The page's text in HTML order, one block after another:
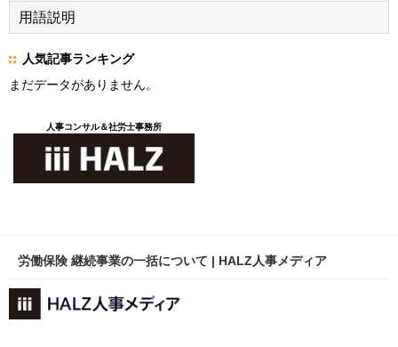
用語説明
人気記事ランキング
まだデータがありません。
人事コンサル＆社労士事務所
労働保険 継続事業の一括について | HALZ人事メディア